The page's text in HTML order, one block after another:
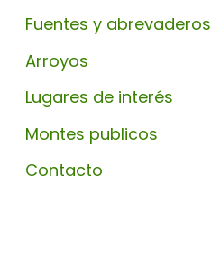
Fuentes y abrevaderos
Arroyos
Lugares de interés
Montes publicos
Contacto